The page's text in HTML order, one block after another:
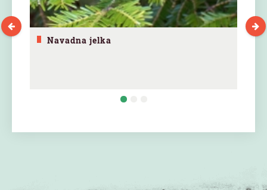
Navadna jelka